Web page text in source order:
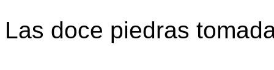
Las doce piedras